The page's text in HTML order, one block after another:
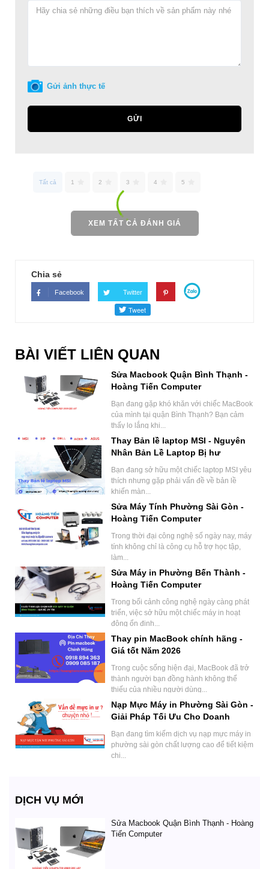
Gửi ảnh thực tế
GỬI
Tất cả 1 2 3 4 5
XEM TẤT CẢ ĐÁNH GIÁ
Chia sẻ
Facebook Twitter
BÀI VIẾT LIÊN QUAN
Sửa Macbook Quận Bình Thạnh -
Hoàng Tiến Computer
Bạn đang gặp khó khăn với chiếc MacBook
của mình tại quận Bình Thạnh? Bạn cảm
thấy lo lắng khi...
Thay Bản lề laptop MSI - Nguyên
Nhân Bản Lề Laptop Bị hư
Bạn đang sở hữu một chiếc laptop MSI yêu
thích nhưng gặp phải vấn đề về bản lề
khiến màn...
Sửa Máy Tính Phường Sài Gòn -
Hoàng Tiến Computer
Trong thời đại công nghệ số ngày nay, máy
tính không chỉ là công cụ hỗ trợ học tập,
làm...
Sửa Máy in Phường Bến Thành -
Hoàng Tiến Computer
Trong bối cảnh công nghệ ngày càng phát
triển, việc sở hữu một chiếc máy in hoạt
động ổn định...
Thay pin MacBook chính hãng -
Giá tốt Năm 2026
Trong cuộc sống hiện đại, MacBook đã trở
thành người bạn đồng hành không thể
thiếu của nhiều người dùng...
Nạp Mực Máy in Phường Sài Gòn -
Giải Pháp Tối Ưu Cho Doanh
Bạn đang tìm kiếm dịch vụ nạp mực máy in
phường sài gòn chất lượng cao để tiết kiệm
chi...
DỊCH VỤ MỚI
Sửa Macbook Quận Bình Thạnh - Hoàng
Tiến Computer